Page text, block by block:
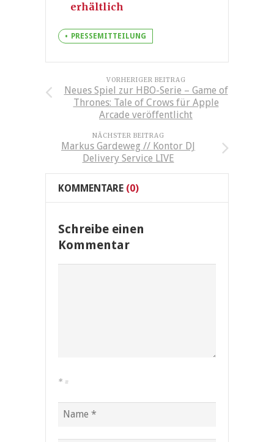
erhältlich
PRESSEMITTEILUNG
VORHERIGER BEITRAG
Neues Spiel zur HBO-Serie – Game of
Thrones: Tale of Crows für Apple
Arcade veröffentlicht
NÄCHSTER BEITRAG
Markus Gardeweg // Kontor DJ
Delivery Service LIVE
KOMMENTARE (0)
Schreibe einen
Kommentar
* =